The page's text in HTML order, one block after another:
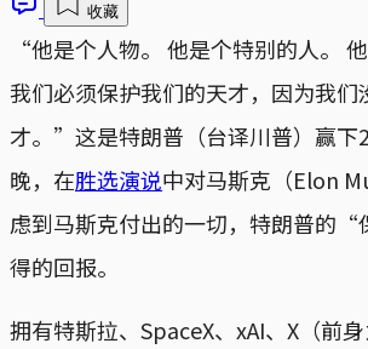
收藏
“他是个人物。 他是个特别的人。
我们必须保护我们的天才，因为我们
才。”这是特朗普（台译川普）赢下
晚，在胜选演说中对马斯克（Elon
虑到马斯克付出的一切，特朗普的
得的回报。
拥有特斯拉、SpaceX、xAI、X（前